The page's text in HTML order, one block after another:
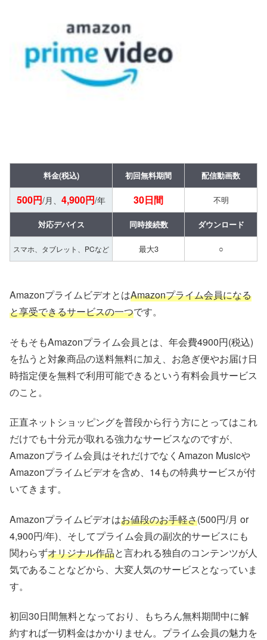
料金(税込) 初回無料期間 配信動画数
500円/月、 4,900円/年 30日間 不明
対応デバイス 同時接続数 ダウンロード
スマホ、タブレット、PCなど 最大3 ○
AmazonプライムビデオとはAmazonプライム会員になる
と享受できるサービスの一つです。
そもそもAmazonプライム会員とは、年会費4900円(税込)
を払うと対象商品の送料無料に加え、お急ぎ便やお届け日
時指定便を無料で利用可能できるという有料会員サービス
のこと。
正直ネットショッピングを普段から行う方にとってはこれ
だけでも十分元が取れる強力なサービスなのですが、
Amazonプライム会員はそれだけでなくAmazon Musicや
Amazonプライムビデオを含め、14もの特典サービスが付
いてきます。
Amazonプライムビデオはお値段のお手軽さ(500円/月 or
4,900円/年)、そしてプライム会員の副次的サービスにも
関わらずオリジナル作品と言われる独自のコンテンツが人
気であることなどから、大変人気のサービスとなっていま
す。
初回30日間無料となっており、もちろん無料期間中に解
約すれば一切料金はかかりません。プライム会員の魅力を